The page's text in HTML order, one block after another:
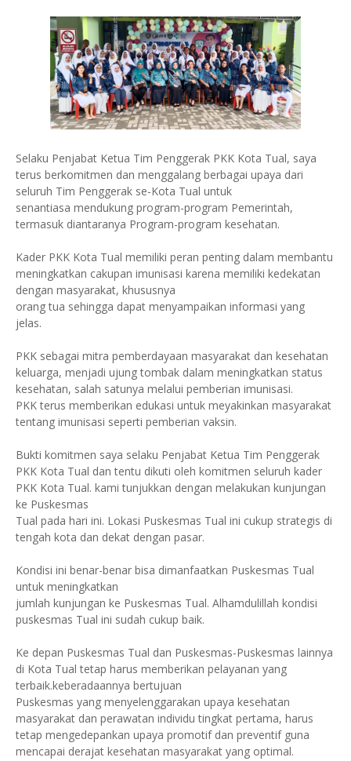
Selaku Penjabat Ketua Tim Penggerak PKK Kota Tual, saya
terus berkomitmen dan menggalang berbagai upaya dari
seluruh Tim Penggerak se-Kota Tual untuk
senantiasa mendukung program-program Pemerintah,
termasuk diantaranya Program-program kesehatan.
Kader PKK Kota Tual memiliki peran penting dalam membantu
meningkatkan cakupan imunisasi karena memiliki kedekatan
dengan masyarakat, khususnya
orang tua sehingga dapat menyampaikan informasi yang
jelas.
PKK sebagai mitra pemberdayaan masyarakat dan kesehatan
keluarga, menjadi ujung tombak dalam meningkatkan status
kesehatan, salah satunya melalui pemberian imunisasi.
PKK terus memberikan edukasi untuk meyakinkan masyarakat
tentang imunisasi seperti pemberian vaksin.
Bukti komitmen saya selaku Penjabat Ketua Tim Penggerak
PKK Kota Tual dan tentu dikuti oleh komitmen seluruh kader
PKK Kota Tual. kami tunjukkan dengan melakukan kunjungan
ke Puskesmas
Tual pada hari ini. Lokasi Puskesmas Tual ini cukup strategis di
tengah kota dan dekat dengan pasar.
Kondisi ini benar-benar bisa dimanfaatkan Puskesmas Tual
untuk meningkatkan
jumlah kunjungan ke Puskesmas Tual. Alhamdulillah kondisi
puskesmas Tual ini sudah cukup baik.
Ke depan Puskesmas Tual dan Puskesmas-Puskesmas lainnya
di Kota Tual tetap harus memberikan pelayanan yang
terbaik.keberadaannya bertujuan
Puskesmas yang menyelenggarakan upaya kesehatan
masyarakat dan perawatan individu tingkat pertama, harus
tetap mengedepankan upaya promotif dan preventif guna
mencapai derajat kesehatan masyarakat yang optimal.